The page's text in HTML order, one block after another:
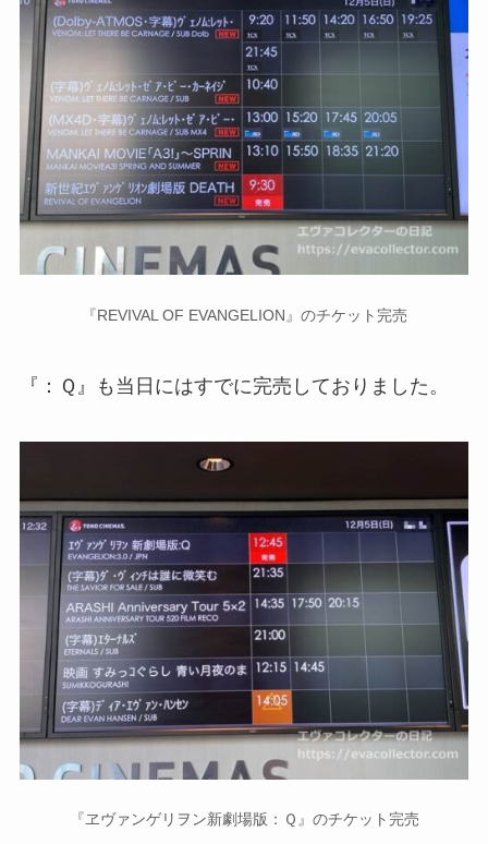
『REVIVAL OF EVANGELION』のチケット完売
『：Ｑ』も当日にはすでに完売しておりました。
『ヱヴァンゲリヲン新劇場版：Ｑ』のチケット完売